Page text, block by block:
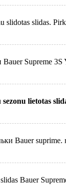
slidotas slidas.
Supreme 3S
sezonu lietotas
Bauer suprime.
Bauer